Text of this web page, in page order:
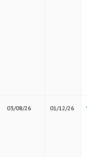
03/08/26 01/12/26